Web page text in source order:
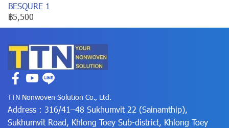
BESQURE 1
฿5,500
TTN Nonwoven Solution Co., Ltd.
Address : 316/41–48 Sukhumvit 22 (Sainamthip),
Sukhumvit Road, Khlong Toey Sub-district, Khlong Toey